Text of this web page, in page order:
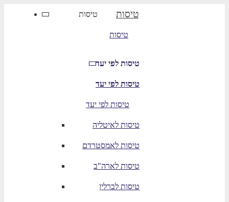
טיסות טיסות
טיסות
טיסות לפי יעד
טיסות לפי יעד
טיסות לפי יעד
טיסות לאיטליה
טיסות לאמסטרדם
טיסות לארה"ב
טיסות לברלין